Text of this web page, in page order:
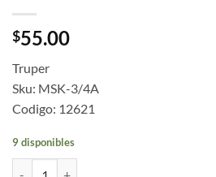
$55.00
Truper
Sku: MSK-3/4A
Codigo: 12621
9 disponibles